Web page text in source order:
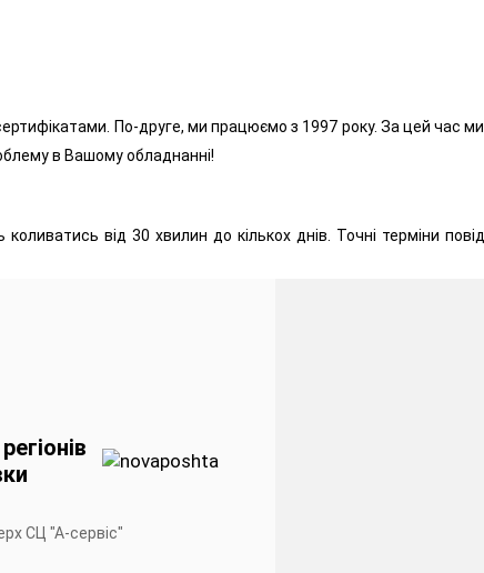
По-друге, ми працюємо з 1997 року. За цей час ми
в Вашому обладнанні!
від 30 хвилин до кількох днів. Точні терміни
СЦ "А-сервiс"